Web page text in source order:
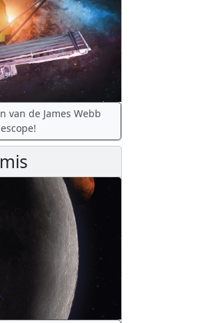
van de James Webb